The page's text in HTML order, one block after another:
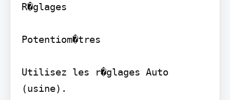
R�glages
Potentiom�tres
Utilisez les r�glages Auto
(usine).